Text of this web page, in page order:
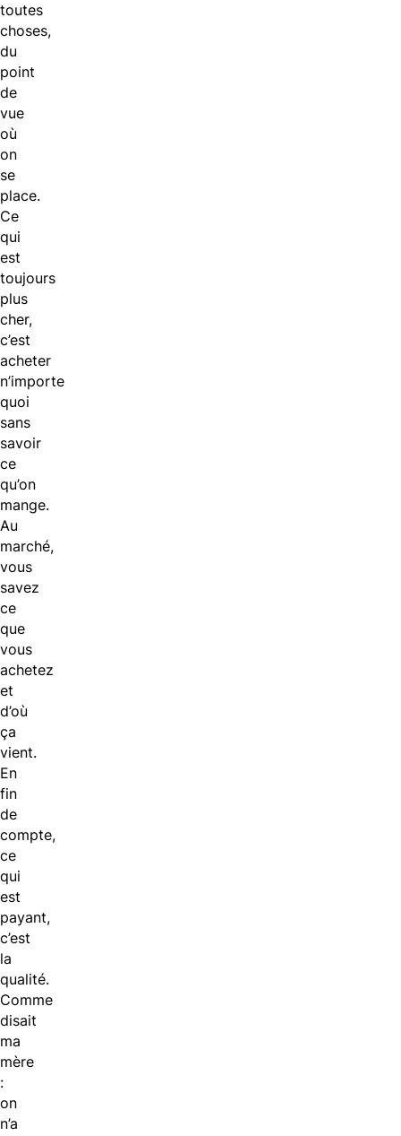
toutes
choses,
du
point
de
vue
où
on
se
place.
Ce
qui
est
toujours
plus
cher,
c’est
acheter
n’importe
quoi
sans
savoir
ce
qu’on
mange.
Au
marché,
vous
savez
ce
que
vous
achetez
et
d’où
ça
vient.
En
fin
de
compte,
ce
qui
est
payant,
c’est
la
qualité.
Comme
disait
ma
mère
:
on
n’a